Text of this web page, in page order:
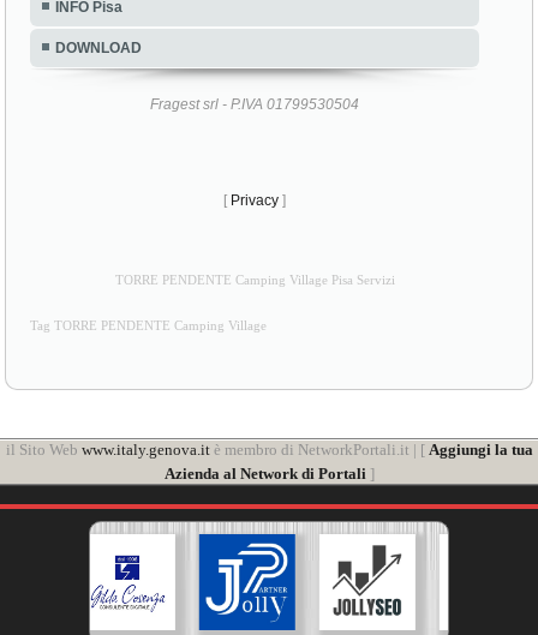
INFO Pisa
DOWNLOAD
Fragest srl - P.IVA 01799530504
[ Privacy ]
TORRE PENDENTE Camping Village Pisa Servizi
Tag TORRE PENDENTE Camping Village
il Sito Web www.italy.genova.itè membro di NetworkPortali.it | [ Aggiungi la tua
Azienda al Network di Portali]